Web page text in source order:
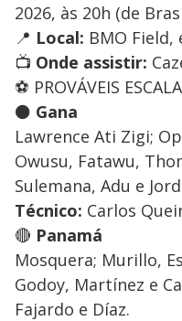
2026, às 20h (de
📍 Local: BMO
📺 Onde assistir:
⚽ PROVÁVEIS
⚫ Gana
Lawrence Ati Zigi;
Owusu, Fatawu,
Sulemana, Adu e
Técnico: Carlos
🔴 Panamá
Mosquera; Murillo,
Godoy, Martínez e
Fajardo e Díaz.